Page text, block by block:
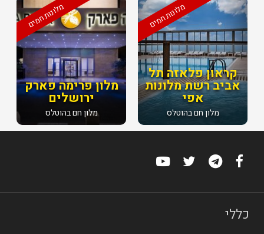
מלונות חמים
מלון פרימה פארק
ירושלים
מלון חם בהוטלס
מלונות חמים
קראון פלאזה תל
אביב רשת מלונות
אפי
מלון חם בהוטלס
כללי